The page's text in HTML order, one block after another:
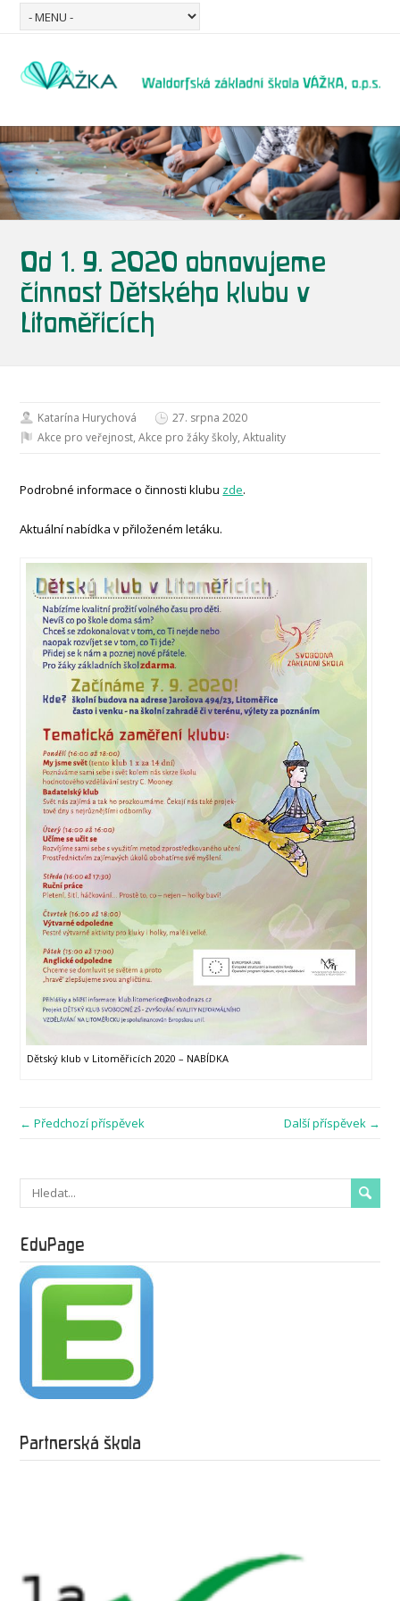
Od 1. 9. 2020 obnovujeme
činnost Dětského klubu v
Litoměřicích
Katarína Hurychová
27. srpna 2020
Akce pro veřejnost,Akce pro žáky školy,Aktuality
Podrobné informace o činnosti klubu zde.
Aktuální nabídka v přiloženém letáku.
Dětský klub v Litoměřicích 2020 – NABÍDKA
← Předchozí příspěvek Další příspěvek →
EduPage
Partnerská škola